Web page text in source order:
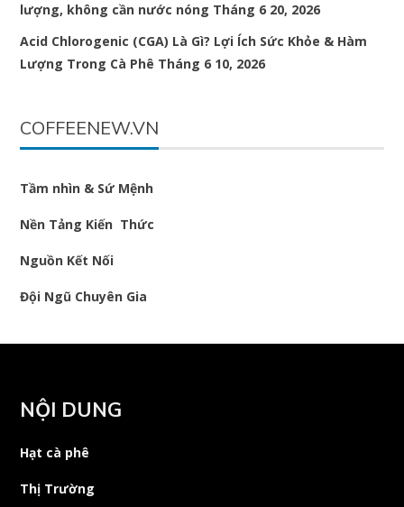
lượng, không cần nước nóng Tháng 6 20, 2026
Acid Chlorogenic (CGA) Là Gì? Lợi Ích Sức Khỏe & Hàm
Lượng Trong Cà Phê Tháng 6 10, 2026
COFFEENEW.VN
Tầm nhìn & Sứ Mệnh
Nền Tảng Kiến Thức
Nguồn Kết Nối
Đội Ngũ Chuyên Gia
NỘI DUNG
Hạt cà phê
Thị Trường